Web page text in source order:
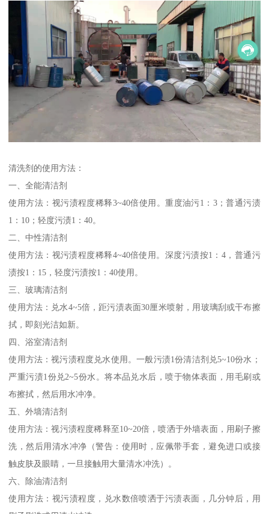
清洗剂的使用方法：
一、全能清洁剂
使用方法：视污渍程度稀释3~40倍使用。重度油污1：3；普通污渍
1：10；轻度污渍1：40。
二、中性清洁剂
使用方法：视污渍程度稀释4~40倍使用。深度污渍按1：4，普通污
渍按1：15，轻度污渍按1：40使用。
三、玻璃清洁剂
使用方法：兑水4~5倍，距污渍表面30厘米喷射，用玻璃刮或干布擦
拭，即刻光洁如新。
四、浴室清洁剂
使用方法：视污渍程度兑水使用。一般污渍1份清洁剂兑5~10份水；
严重污渍1份兑2~5份水。将本品兑水后，喷于物体表面，用毛刷或
布擦拭，然后用水冲净。
五、外墙清洁剂
使用方法：视污渍程度稀释至10~20倍，喷洒于外墙表面，用刷子擦
洗，然后用清水冲净（警告：使用时，应佩带手套，避免进口或接
触皮肤及眼睛，一旦接触用大量清水冲洗）。
六、除油清洁剂
使用方法：视污渍程度，兑水数倍喷洒于污渍表面，几分钟后，用